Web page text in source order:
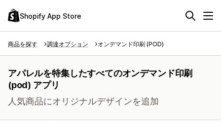
Shopify App Store
商品を探す 調達オプション オンデマンド印刷 (POD)
アパレルを特集したすべてのオンデマンド印刷
(pod) アプリ
人気商品にオリジナルデザインを追加